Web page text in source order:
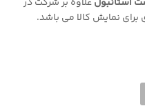
برای نمایش کالا می باشد.